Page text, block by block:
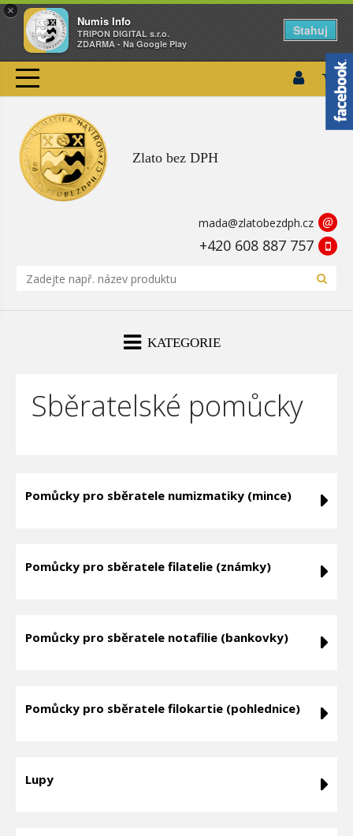
×
Numis Info
TRIPON DIGITAL s.r.o.
ZDARMA - Na Google Play
Stahuj
Zlato bez DPH
mada@zlatobezdph.cz @
+420 608 887 757
KATEGORIE
Sběratelské pomůcky
Pomůcky pro sběratele numizmatiky (mince)
Pomůcky pro sběratele filatelie (známky)
Pomůcky pro sběratele notafilie (bankovky)
Pomůcky pro sběratele filokartie (pohlednice)
Lupy